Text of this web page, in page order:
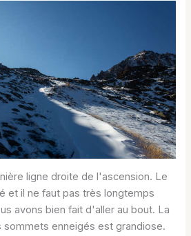
ligne droite de l'ascension. Le
et il ne faut pas très longtemps
avons bien fait d'aller au bout. La
sommets enneigés est grandiose.